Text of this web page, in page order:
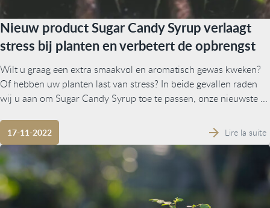
Nieuw product Sugar Candy Syrup verlaagt
stress bij planten en verbetert de opbrengst
Wilt u graag een extra smaakvol en aromatisch gewas kweken?
Of hebben uw planten last van stress? In beide gevallen raden
wij u aan om Sugar Candy Syrup toe te passen, onze nieuwste ...
17-11-2022 Lire la suite